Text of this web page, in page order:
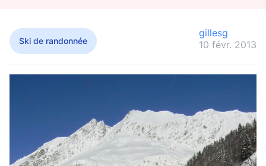
Ski de randonnée
gillesg
10 févr. 2013